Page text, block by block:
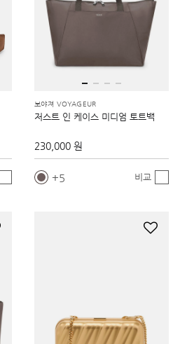
보야져 VOYAGEUR
저스트 인 케이스 미디엄 토트백
230,000 원
5 비교